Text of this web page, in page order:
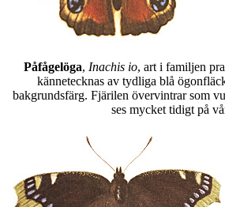
Påfågelöga, Inachis io, art i familjen
kännetecknas av tydliga blå
bakgrundsfärg. Fjärilen övervintrar som
ses mycket tidigt på